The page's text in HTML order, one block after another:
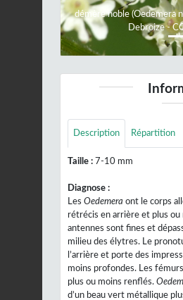
démère noble
Debroize -
Description Répartition
Taille : 7-10 mm
Diagnose :
Les Oedemera ont le corps
rétrécis en arrière et plus ou
antennes sont fines et
milieu des élytres. Le
l’arrière et porte des
moins profondes. Les
plus ou moins renflés.
d’un beau vert métallique